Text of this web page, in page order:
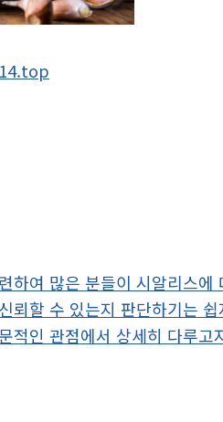
하여 많은 분들이 시알리스
뢰할 수 있는지 판단하기는
적인 관점에서 상세히 다루고